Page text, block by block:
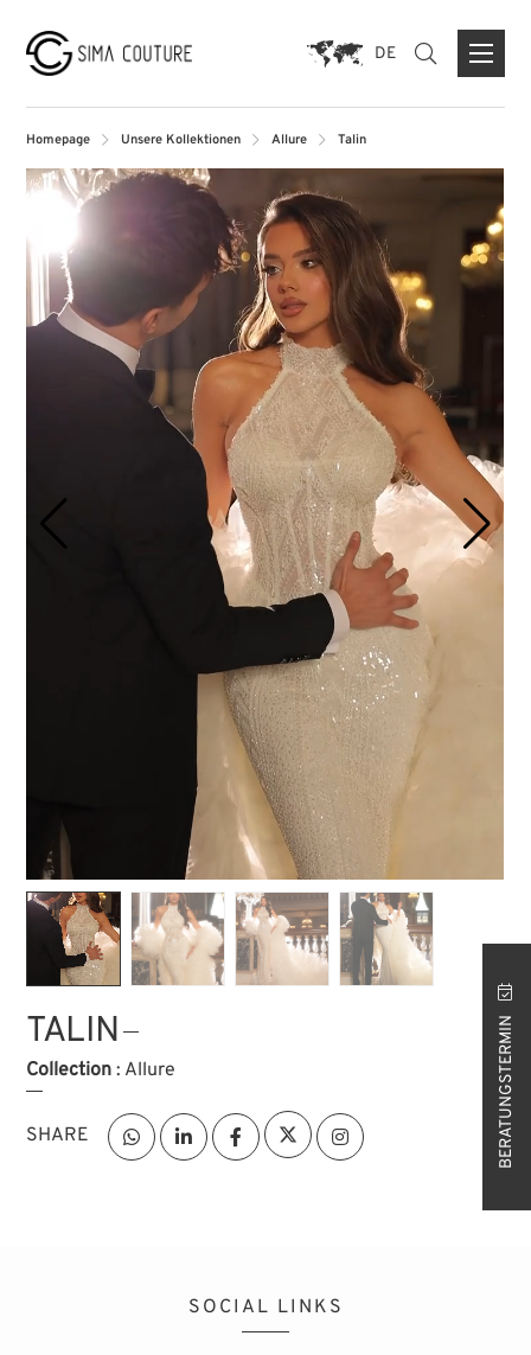
MARKEN
PRESSE
KONTAKTFORMULAR
FLAGSHIP STORE DUISBURG
STORE MÜNCHEN
STORE PARIS
STORE ISTANBUL
DE
BERATUNGSTERMIN
Homepage Unsere Kollektionen Allure Talin
TALIN
Collection : Allure
SHARE
SOCIAL LINKS